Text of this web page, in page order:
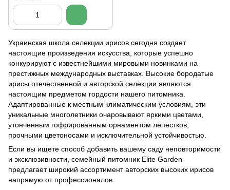
Украинская школа селекции ирисов сегодня создает
настоящие произведения искусства, которые успешно
конкурируют с известнейшими мировыми новинками на
престижных международных выставках. Высокие бородатые
ирисы отечественной и авторской селекции являются
настоящим предметом гордости нашего питомника.
Адаптированные к местным климатическим условиям, эти
уникальные многолетники очаровывают яркими цветами,
утонченным гофрированным орнаментом лепестков,
прочными цветоносами и исключительной устойчивостью.
Если вы ищете способ добавить вашему саду неповторимости
и эксклюзивности, семейный питомник Elite Garden
предлагает широкий ассортимент авторских высоких ирисов
напрямую от профессионалов.